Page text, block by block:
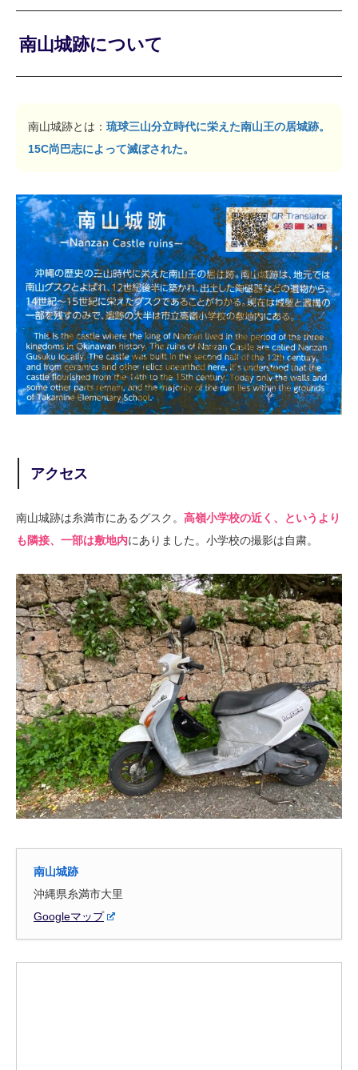
南山城跡について
南山城跡とは： 琉球三山分立時代に栄えた南山王の居城跡。
15C尚巴志によって滅ぼされた。
アクセス
南山城跡は糸満市にあるグスク。 高嶺小学校の近く、というより
も隣接、一部は敷地内にありました。小学校の撮影は自粛。
南山城跡
沖縄県糸満市大里
Googleマップ